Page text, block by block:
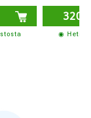
◉ Heti